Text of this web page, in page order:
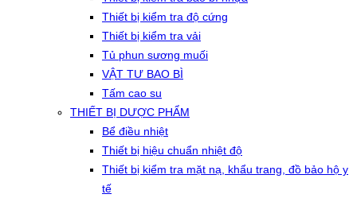
Thiết bị kiểm tra độ cứng
Thiết bị kiểm tra vải
Tủ phun sương muối
VẬT TƯ BAO BÌ
Tấm cao su
THIẾT BỊ DƯỢC PHẨM
Bể điều nhiệt
Thiết bị hiệu chuẩn nhiệt độ
Thiết bị kiểm tra mặt nạ, khẩu trang, đồ bảo hộ y
tế